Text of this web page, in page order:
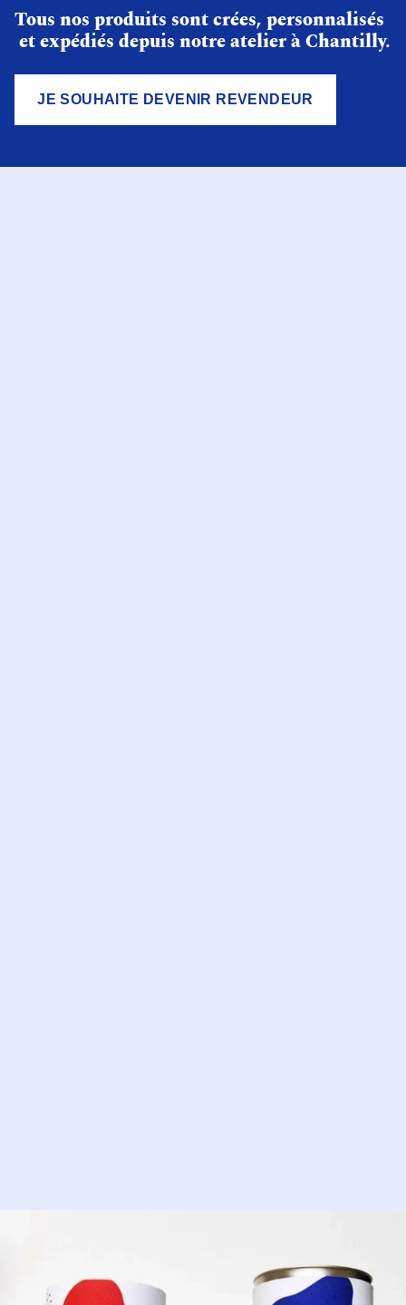
Tous nos produits sont crées, personnalisés
et expédiés depuis notre atelier à Chantilly.
JE SOUHAITE DEVENIR REVENDEUR